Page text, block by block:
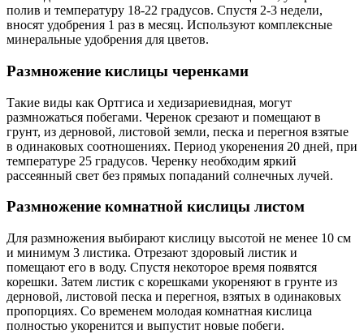
полив и температуру 18-22 градусов. Спустя 2-3 недели,
вносят удобрения 1 раз в месяц. Используют комплексные
минеральные удобрения для цветов.
Размножение кислицы черенками
Такие виды как Ортгиса и хедизариевидная, могут
размножаться побегами. Черенок срезают и помещают в
грунт, из дерновой, листовой земли, песка и перегноя взятые
в одинаковых соотношениях. Период укоренения 20 дней, при
температуре 25 градусов. Черенку необходим яркий
рассеянный свет без прямых попаданий солнечных лучей.
Размножение комнатной кислицы листом
Для размножения выбирают кислицу высотой не менее 10 см
и минимум 3 листика. Отрезают здоровый листик и
помещают его в воду. Спустя некоторое время появятся
корешки. Затем листик с корешками укореняют в грунте из
дерновой, листовой песка и перегноя, взятых в одинаковых
пропорциях. Со временем молодая комнатная кислица
полностью укоренится и выпустит новые побеги.